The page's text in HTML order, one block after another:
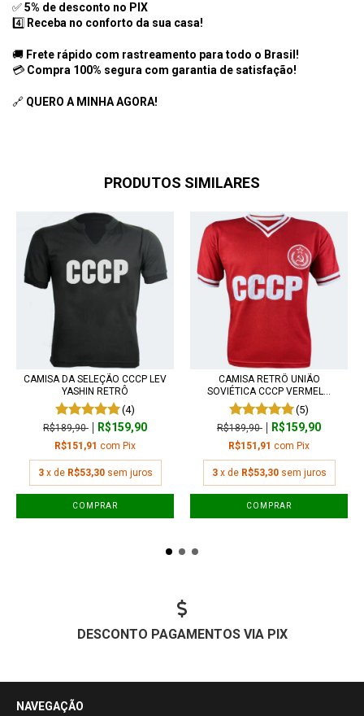
✅5% de desconto no PIX
4️⃣ Receba no conforto da sua casa!
🚚 Frete rápido com rastreamento para todo o Brasil!
💳 Compra 100% segura com garantia de satisfação!
🔗 QUERO A MINHA AGORA!
PRODUTOS SIMILARES
CAMISA DA SELEÇÃO CCCP LEV
YASHIN RETRÔ
(4)
R$189,90 R$159,90
R$151,91 com Pix
3 x de R$53,30 sem juros
COMPRAR
CAMISA RETRÔ UNIÃO
SOVIÉTICA CCCP VERMEL...
(5)
R$189,90 R$159,90
R$151,91 com Pix
3 x de R$53,30 sem juros
COMPRAR
DESCONTO PAGAMENTOS VIA PIX
NAVEGAÇÃO